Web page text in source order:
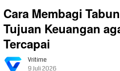
Cara Membagi
Tujuan Keuangan
Tercapai
Vritime
9 Juli 2026